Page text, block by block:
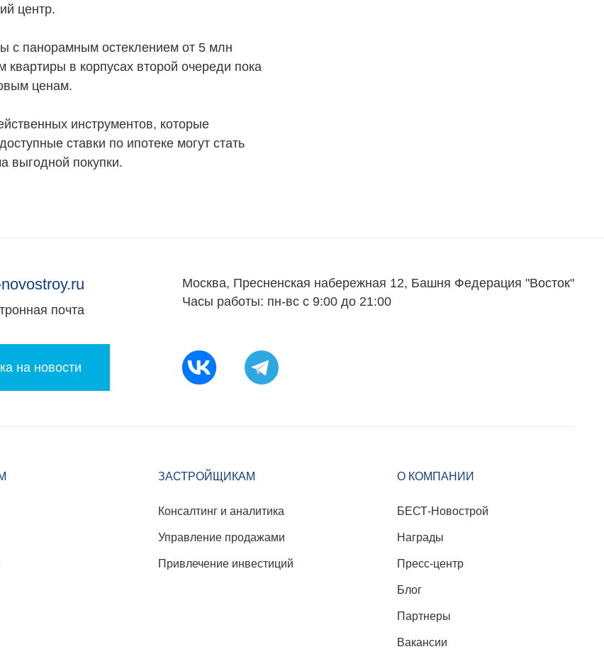
центр.
с панорамным остеклением от 5 млн
в корпусах второй очереди пока
ценам.
инструментов, которые
ставки по ипотеке могут стать
выгодной покупки.
почта
на новости
Москва, Пресненская набережная 12, Башня Федерация "Восток"
Часы работы: пн-вс с 9:00 до 21:00
ЗАСТРОЙЩИКАМ
Консалтинг и аналитика
Управление продажами
Привлечение инвестиций
О КОМПАНИИ
БЕСТ-Новострой
Награды
Пресс-центр
Блог
Партнеры
Вакансии